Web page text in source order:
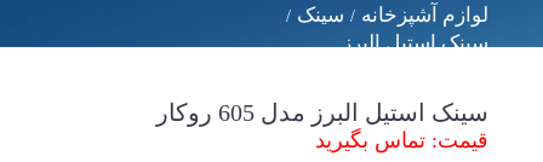
لوازم آشپزخانه
سینک
سینک استیل البرز
سینک استیل البرز مدل 605 روکار
قیمت: تماس بگیرید